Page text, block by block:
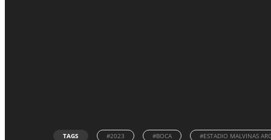
TAGS #2023 #BOCA #ESTADIO MALVINAS